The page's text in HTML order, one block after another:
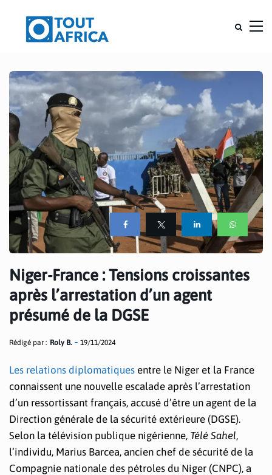
Niger-France : Tensions croissantes
après l’arrestation d’un agent
présumé de la DGSE
Rédigé par : Roly B. 19/11/2024
Les relations diplomatiques entre le Niger et la France
connaissent une nouvelle escalade après l’arrestation
d’un ressortissant français, accusé d’être un agent de la
Direction générale de la sécurité extérieure (DGSE).
Selon la télévision publique nigérienne, Télé Sahel,
l’individu, Marius Barcea, ancien chef de sécurité de la
Compagnie nationale des pétroles du Niger (CNPC), a